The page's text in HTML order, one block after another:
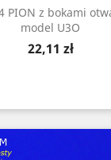
PION z bokami
model U3O
Cena
22,11 zł